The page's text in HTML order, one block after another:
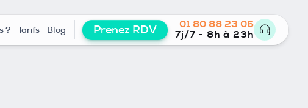
? Tarifs Blog Prenez RDV
01 80 88 23 06
7j/7 - 8h à 23h